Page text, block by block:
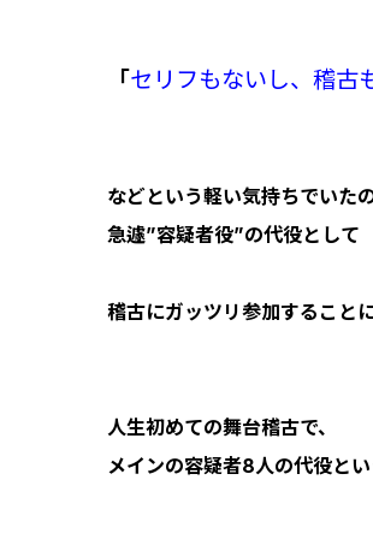
「セリフもないし、稽古
などという軽い気持ちでいたの
急遽”容疑者役”の代役として
稽古にガッツリ参加すること
人生初めての舞台稽古で、
メインの容疑者8人の代役とい